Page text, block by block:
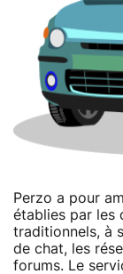
Perzo a pour
établies par les
traditionnels, à
de chat, les
forums. Le